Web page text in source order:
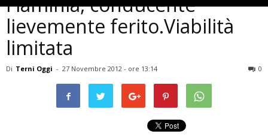
lievemente ferito.Viabilità
limitata
Di Terni Oggi - 27 Novembre 2012 - ore 13:14 0